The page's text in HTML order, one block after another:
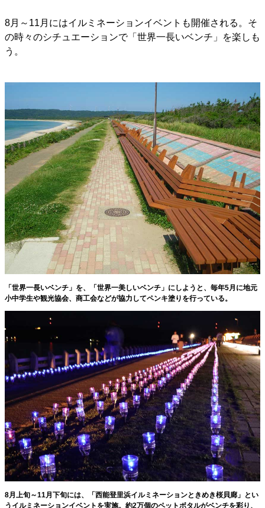
8月～11月にはイルミネーションイベントも開催される。そ
の時々のシチュエーションで「世界一長いベンチ」を楽しも
う。
「世界一長いベンチ」を、「世界一美しいベンチ」にしようと、毎年5月に地元
小中学生や観光協会、商工会などが協力してペンキ塗りを行っている。
8月上旬～11月下旬には、「西能登里浜イルミネーションときめき桜貝廊」とい
うイルミネーションイベントを実施。約2万個のペットボタルがベンチを彩り、